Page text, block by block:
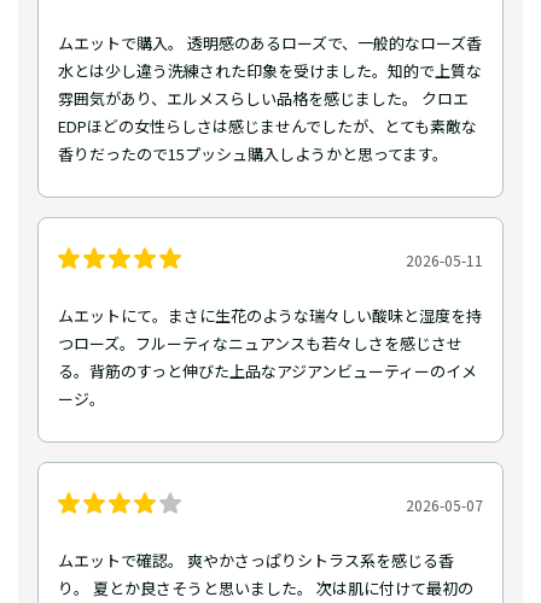
ムエットで購入。 透明感のあるローズで、一般的なローズ香
水とは少し違う洗練された印象を受けました。知的で上質な
雰囲気があり、エルメスらしい品格を感じました。 クロエ
EDPほどの女性らしさは感じませんでしたが、とても素敵な
香りだったので15プッシュ購入しようかと思ってます。
2026-05-11
ムエットにて。まさに生花のような瑞々しい酸味と湿度を持
つローズ。フルーティなニュアンスも若々しさを感じさせ
る。背筋のすっと伸びた上品なアジアンビューティーのイメ
ージ。
2026-05-07
ムエットで確認。 爽やかさっぱりシトラス系を感じる香
り。 夏とか良さそうと思いました。 次は肌に付けて最初の